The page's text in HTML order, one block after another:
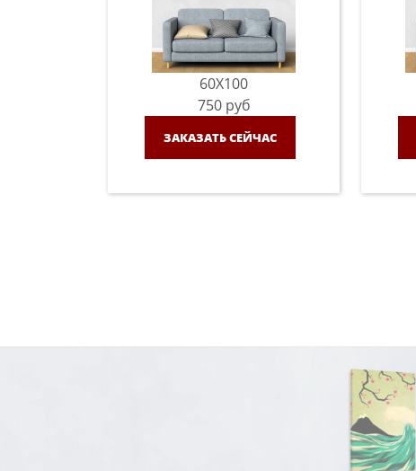
60X100
750 руб
ЗАКАЗАТЬ СЕЙЧАС